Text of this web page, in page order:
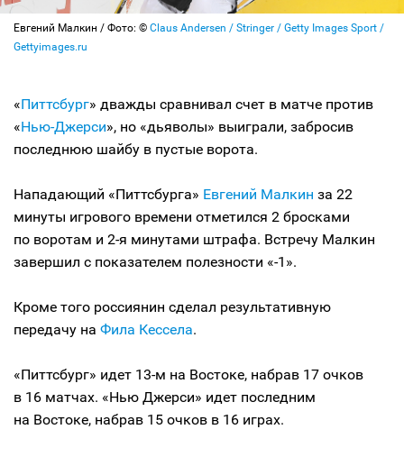
Евгений Малкин / Фото: © Claus Andersen / Stringer / Getty Images Sport /
Gettyimages.ru
«Питтсбург» дважды сравнивал счет в матче против
«Нью-Джерси», но «дьяволы» выиграли, забросив
последнюю шайбу в пустые ворота.
Нападающий «Питтсбурга» Евгений Малкин за 22
минуты игрового времени отметился 2 бросками
по воротам и 2-я минутами штрафа. Встречу Малкин
завершил с показателем полезности «-1».
Кроме того россиянин сделал результативную
передачу на Фила Кессела.
«Питтсбург» идет 13-м на Востоке, набрав 17 очков
в 16 матчах. «Нью Джерси» идет последним
на Востоке, набрав 15 очков в 16 играх.